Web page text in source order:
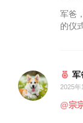
军爸
的仪
军
2025年
@宗